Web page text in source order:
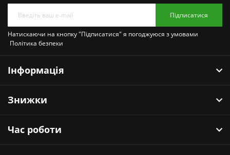
Підписатися
Натискаючи на кнопку "Підписатися" я погоджуюся з умовами
Політика безпеки
Інформація
Знижки
Час роботи